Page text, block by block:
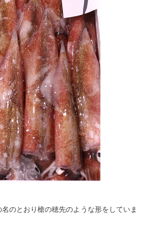
名のとおり槍の穂先のような形をしていま